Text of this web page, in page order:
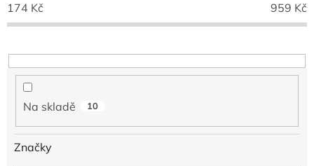
r
o
u
k
174 Kč 959 Kč
Na skladě 10
Značky